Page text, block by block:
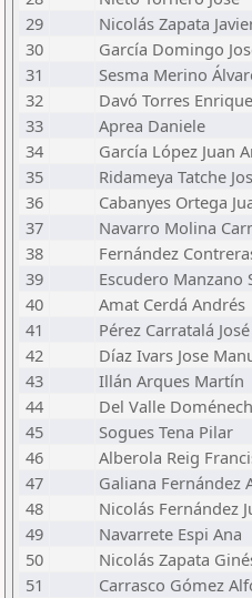
29
Nicolás Zapata
30
García Domingo
31
Sesma Merino
32
Davó Torres Enrique
33
Aprea Daniele
34
García López Juan
35
Ridameya Tatche
36
Cabanyes Ortega
37
Navarro Molina
38
Fernández
39
Escudero Manzano
40
Amat Cerdá Andrés
41
Pérez Carratalá José
42
Díaz Ivars Jose
43
Illán Arques Martín
44
Del Valle
45
Sogues Tena Pilar
46
Alberola Reig
47
Galiana Fernández
48
Nicolás Fernández
49
Navarrete Espi Ana
50
Nicolás Zapata
51
Carrasco Gómez